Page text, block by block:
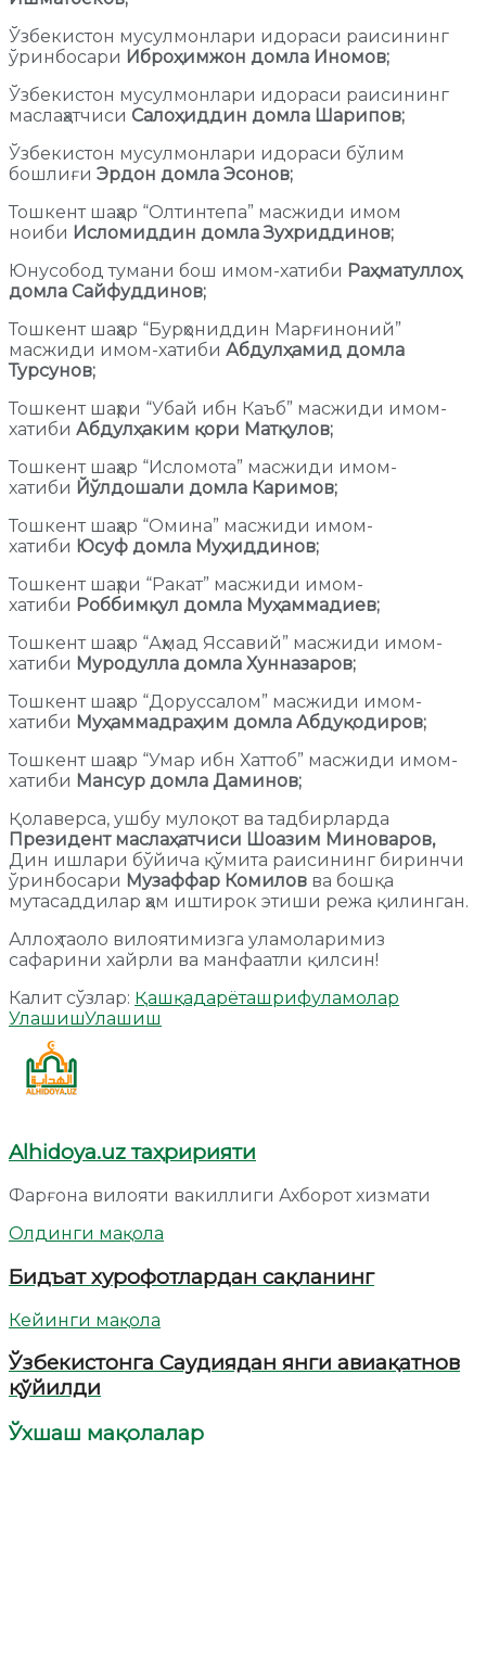
Ўзбекистон мусулмонлари идораси раисининг
ўринбосари Иброҳимжон домла Иномов;
Ўзбекистон мусулмонлари идораси раисининг
маслаҳатчиси Салоҳиддин домла Шарипов;
Ўзбекистон мусулмонлари идораси бўлим
бошлиғи Эрдон домла Эсонов;
Тошкент шаҳар “Олтинтепа” масжиди имом
ноиби Исломиддин домла Зухриддинов;
Юнусобод тумани бош имом-хатиби Раҳматуллоҳ
домла Сайфуддинов;
Тошкент шаҳар “Бурҳониддин Марғиноний”
масжиди имом-хатиби Абдулҳамид домла
Турсунов;
Тошкент шаҳри “Убай ибн Каъб” масжиди имом-
хатиби Абдулҳаким қори Матқулов;
Тошкент шаҳар “Исломота” масжиди имом-
хатиби Йўлдошали домла Каримов;
Тошкент шаҳар “Омина” масжиди имом-
хатиби Юсуф домла Муҳиддинов;
Тошкент шаҳри “Ракат” масжиди имом-
хатиби Роббимқул домла Муҳаммадиев;
Тошкент шаҳар “Аҳмад Яссавий” масжиди имом-
хатиби Муродулла домла Хунназаров;
Тошкент шаҳар “Доруссалом” масжиди имом-
хатиби Муҳаммадраҳим домла Абдуқодиров;
Тошкент шаҳар “Умар ибн Хаттоб” масжиди имом-
хатиби Мансур домла Даминов;
Қолаверса, ушбу мулоқот ва тадбирларда
Президент маслаҳатчиси Шоазим Миноваров,
Дин ишлари бўйича қўмита раисининг биринчи
ўринбосари Музаффар Комилов ва бошқа
мутасаддилар ҳам иштирок этиши режа қилинган.
Аллоҳ таоло вилоятимизга уламоларимиз
сафарини хайрли ва манфаатли қилсин!
Калит сўзлар: Қашқадарёташрифуламолар
УлашишУлашиш
Alhidoya.uz таҳририяти
Фарғона вилояти вакиллиги Ахборот хизмати
Олдинги мақола
Бидъат хурофотлардан сақланинг
Кейинги мақола
Ўзбекистонга Саудиядан янги авиақатнов
қўйилди
Ўхшаш мақолалар